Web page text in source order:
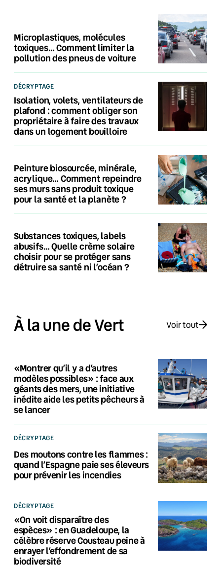
Microplastiques, molécules
toxiques… Comment limiter la
pollution des pneus de voiture
DÉCRYPTAGE
Isolation, volets, ventilateurs de
plafond : comment obliger son
propriétaire à faire des travaux
dans un logement bouilloire
Peinture biosourcée, minérale,
acrylique… Comment repeindre
ses murs sans produit toxique
pour la santé et la planète ?
Substances toxiques, labels
abusifs… Quelle crème solaire
choisir pour se protéger sans
détruire sa santé ni l’océan ?
À la une de Vert Voir tout
«Montrer qu’il y a d’autres
modèles possibles» : face aux
géants des mers, une initiative
inédite aide les petits pêcheurs à
se lancer
DÉCRYPTAGE
Des moutons contre les flammes :
quand l’Espagne paie ses éleveurs
pour prévenir les incendies
DÉCRYPTAGE
«On voit disparaître des
espèces» : en Guadeloupe, la
célèbre réserve Cousteau peine à
enrayer l’effondrement de sa
biodiversité